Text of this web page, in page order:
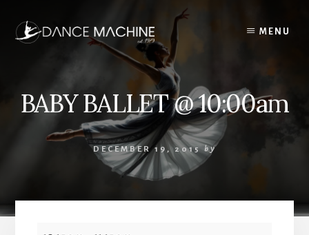
content
MENU
BABY BALLET @ 10:00am
DECEMBER 19, 2015 by
BABY